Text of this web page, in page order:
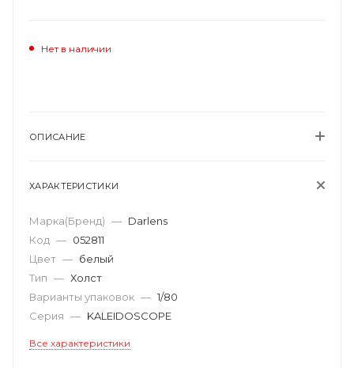
Нет в наличии
ОПИСАНИЕ
ХАРАКТЕРИСТИКИ
Марка(Бренд) — Darlens
Код — 052811
Цвет — белый
Тип — Холст
Варианты упаковок — 1/80
Серия — KALEIDOSCOPE
Все характеристики